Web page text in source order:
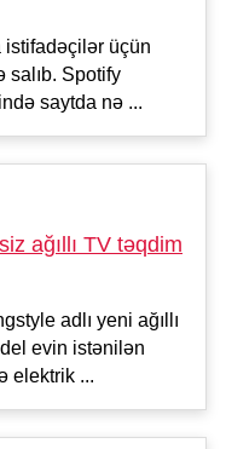
üçün
salıb. Spotify
saytda nə ...
ağıllı TV təqdim
adlı yeni ağıllı
evin istənilən
elektrik ...